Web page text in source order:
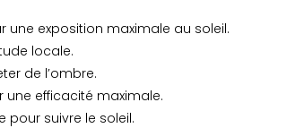
une exposition maximale au soleil.
locale.
de l’ombre.
une efficacité maximale.
pour suivre le soleil.